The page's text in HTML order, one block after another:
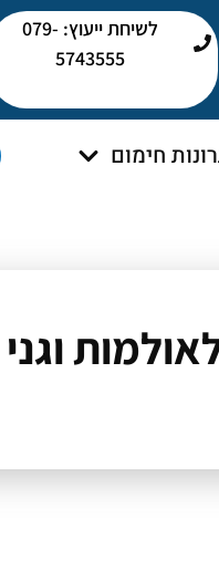
לשיחת ייעוץ: 079-
5743555
חימום
וגני